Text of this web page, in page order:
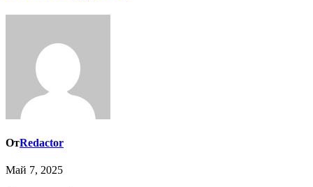
ОтRedactor
Май 7, 2025